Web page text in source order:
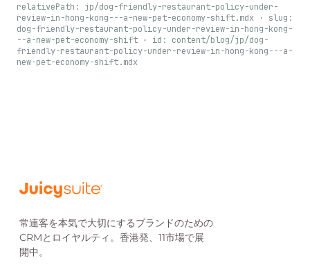
relativePath: jp/dog-friendly-restaurant-policy-under-
review-in-hong-kong---a-new-pet-economy-shift.mdx · slug:
dog-friendly-restaurant-policy-under-review-in-hong-kong-
--a-new-pet-economy-shift · id: content/blog/jp/dog-
friendly-restaurant-policy-under-review-in-hong-kong---a-
new-pet-economy-shift.mdx
常連客を本気で大切にするブランドのための
CRMとロイヤルティ。香港発、11市場で展
開中。